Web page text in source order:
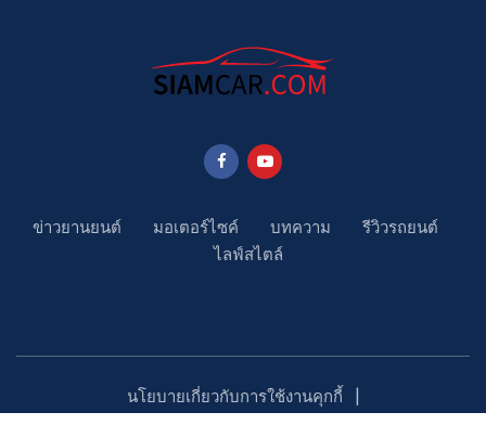
ข่าวยานยนต์ มอเตอร์ไซค์ บทความ
รีวิวรถยนต์
ไลฟ์สไตล์
นโยบายเกี่ยวกับการใช้งานคุกกี้